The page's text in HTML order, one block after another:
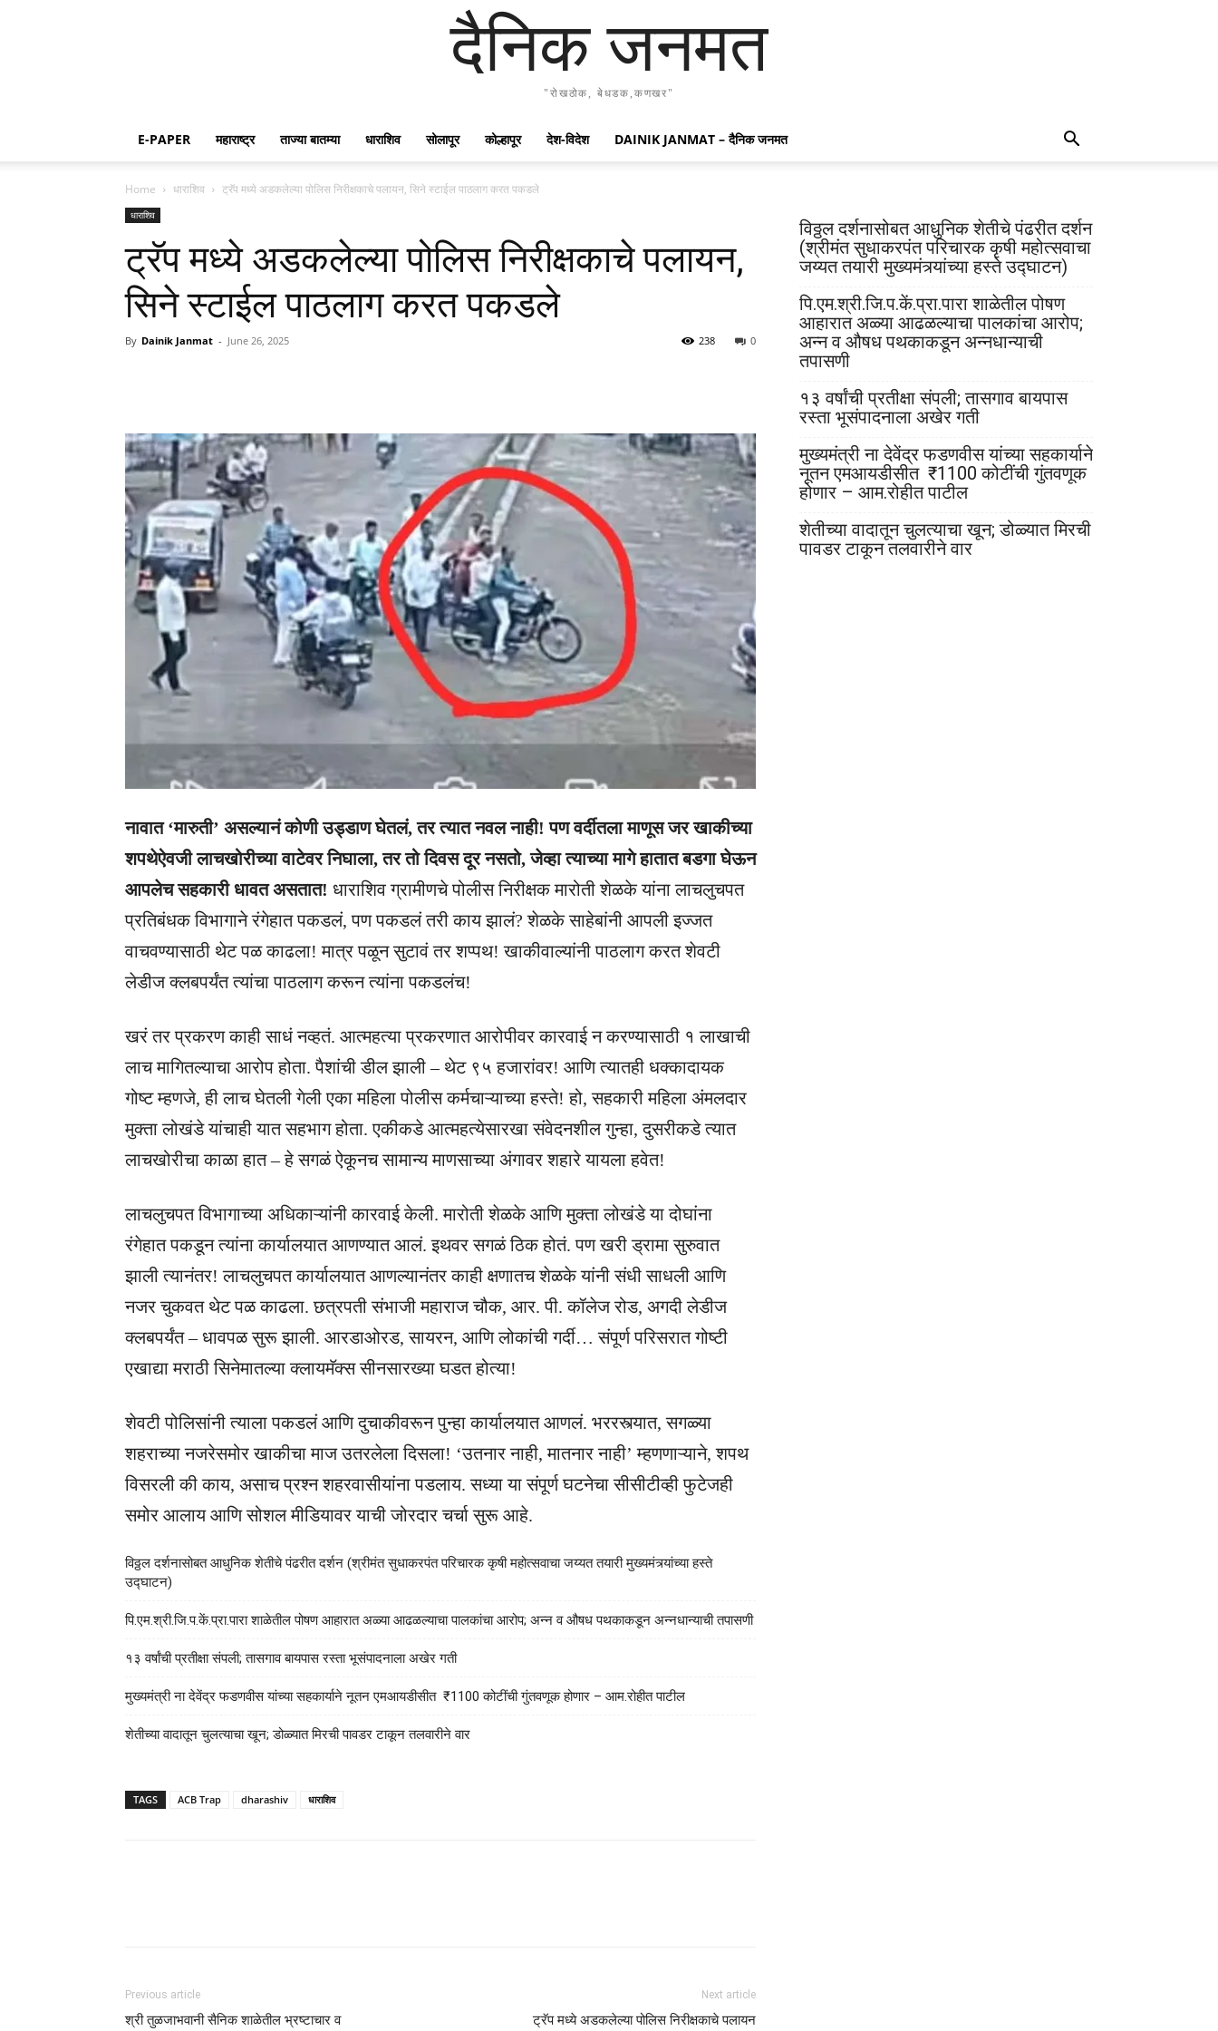
दैनिक जनमत
"रोखठोक, बेधडक,कणखर"
E-PAPER महाराष्ट्र ताज्या बातम्या धाराशिव सोलापूर कोल्हापूर देश-विदेश DAINIK JANMAT – दैनिक जनमत
Home धाराशिव ट्रॅप मध्ये अडकलेल्या पोलिस निरीक्षकाचे पलायन, सिने स्टाईल पाठलाग करत पकडले
धाराशिव
ट्रॅप मध्ये अडकलेल्या पोलिस निरीक्षकाचे पलायन,
सिने स्टाईल पाठलाग करत पकडले
By Dainik Janmat - June 26, 2025 0
238
नावात ‘मारुती’ असल्यानं कोणी उड्डाण घेतलं, तर त्यात नवल नाही! पण वर्दीतला माणूस जर खाकीच्या
शपथेऐवजी लाचखोरीच्या वाटेवर निघाला, तर तो दिवस दूर नसतो, जेव्हा त्याच्या मागे हातात बडगा घेऊन
आपलेच सहकारी धावत असतात! धाराशिव ग्रामीणचे पोलीस निरीक्षक मारोती शेळके यांना लाचलुचपत
प्रतिबंधक विभागाने रंगेहात पकडलं, पण पकडलं तरी काय झालं? शेळके साहेबांनी आपली इज्जत
वाचवण्यासाठी थेट पळ काढला! मात्र पळून सुटावं तर शप्पथ! खाकीवाल्यांनी पाठलाग करत शेवटी
लेडीज क्लबपर्यंत त्यांचा पाठलाग करून त्यांना पकडलंच!
खरं तर प्रकरण काही साधं नव्हतं. आत्महत्या प्रकरणात आरोपीवर कारवाई न करण्यासाठी १ लाखाची
लाच मागितल्याचा आरोप होता. पैशांची डील झाली – थेट ९५ हजारांवर! आणि त्यातही धक्कादायक
गोष्ट म्हणजे, ही लाच घेतली गेली एका महिला पोलीस कर्मचाऱ्याच्या हस्ते! हो, सहकारी महिला अंमलदार
मुक्ता लोखंडे यांचाही यात सहभाग होता. एकीकडे आत्महत्येसारखा संवेदनशील गुन्हा, दुसरीकडे त्यात
लाचखोरीचा काळा हात – हे सगळं ऐकूनच सामान्य माणसाच्या अंगावर शहारे यायला हवेत!
लाचलुचपत विभागाच्या अधिकाऱ्यांनी कारवाई केली. मारोती शेळके आणि मुक्ता लोखंडे या दोघांना
रंगेहात पकडून त्यांना कार्यालयात आणण्यात आलं. इथवर सगळं ठिक होतं. पण खरी ड्रामा सुरुवात
झाली त्यानंतर! लाचलुचपत कार्यालयात आणल्यानंतर काही क्षणातच शेळके यांनी संधी साधली आणि
नजर चुकवत थेट पळ काढला. छत्रपती संभाजी महाराज चौक, आर. पी. कॉलेज रोड, अगदी लेडीज
क्लबपर्यंत – धावपळ सुरू झाली. आरडाओरड, सायरन, आणि लोकांची गर्दी… संपूर्ण परिसरात गोष्टी
एखाद्या मराठी सिनेमातल्या क्लायमॅक्स सीनसारख्या घडत होत्या!
शेवटी पोलिसांनी त्याला पकडलं आणि दुचाकीवरून पुन्हा कार्यालयात आणलं. भररस्त्यात, सगळ्या
शहराच्या नजरेसमोर खाकीचा माज उतरलेला दिसला! ‘उतनार नाही, मातनार नाही’ म्हणणाऱ्याने, शपथ
विसरली की काय, असाच प्रश्न शहरवासीयांना पडलाय. सध्या या संपूर्ण घटनेचा सीसीटीव्ही फुटेजही
समोर आलाय आणि सोशल मीडियावर याची जोरदार चर्चा सुरू आहे.
विठ्ठल दर्शनासोबत आधुनिक शेतीचे पंढरीत दर्शन (श्रीमंत सुधाकरपंत परिचारक कृषी महोत्सवाचा जय्यत तयारी मुख्यमंत्र्यांच्या हस्ते
उद्घाटन)
पि.एम.श्री.जि.प.कें.प्रा.पारा शाळेतील पोषण आहारात अळ्या आढळल्याचा पालकांचा आरोप; अन्न व औषध पथकाकडून अन्नधान्याची तपासणी
१३ वर्षांची प्रतीक्षा संपली; तासगाव बायपास रस्ता भूसंपादनाला अखेर गती
मुख्यमंत्री ना देवेंद्र फडणवीस यांच्या सहकार्याने नूतन एमआयडीसीत ₹1100 कोटींची गुंतवणूक होणार – आम.रोहीत पाटील
शेतीच्या वादातून चुलत्याचा खून; डोळ्यात मिरची पावडर टाकून तलवारीने वार
TAGS ACB Trap dharashiv धाराशिव
Previous article
श्री तुळजाभवानी सैनिक शाळेतील भ्रष्टाचार व
Next article
ट्रॅप मध्ये अडकलेल्या पोलिस निरीक्षकाचे पलायन
विठ्ठल दर्शनासोबत आधुनिक शेतीचे पंढरीत दर्शन
(श्रीमंत सुधाकरपंत परिचारक कृषी महोत्सवाचा
जय्यत तयारी मुख्यमंत्र्यांच्या हस्ते उद्घाटन)
पि.एम.श्री.जि.प.कें.प्रा.पारा शाळेतील पोषण
आहारात अळ्या आढळल्याचा पालकांचा आरोप;
अन्न व औषध पथकाकडून अन्नधान्याची
तपासणी
१३ वर्षांची प्रतीक्षा संपली; तासगाव बायपास
रस्ता भूसंपादनाला अखेर गती
मुख्यमंत्री ना देवेंद्र फडणवीस यांच्या सहकार्याने
नूतन एमआयडीसीत ₹1100 कोटींची गुंतवणूक
होणार – आम.रोहीत पाटील
शेतीच्या वादातून चुलत्याचा खून; डोळ्यात मिरची
पावडर टाकून तलवारीने वार